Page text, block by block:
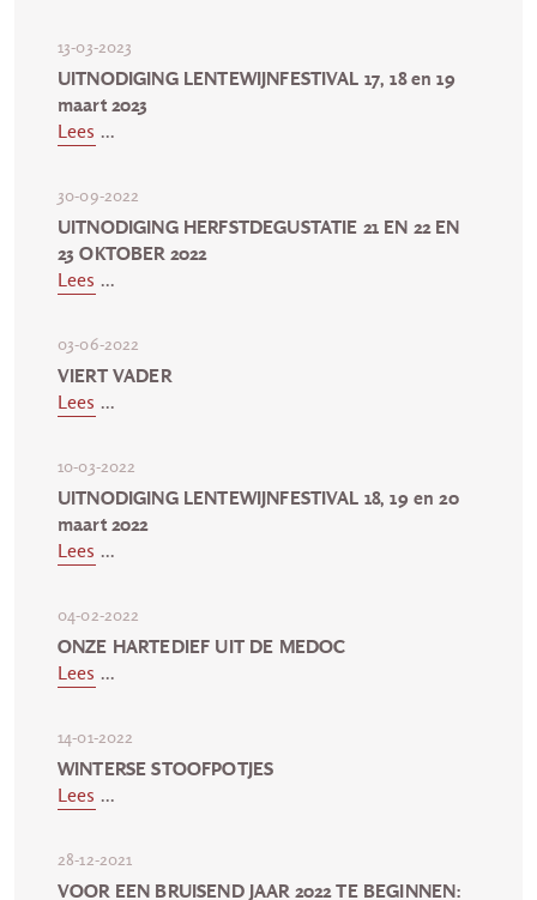
13-03-2023
UITNODIGING LENTEWIJNFESTIVAL 17, 18 en 19
maart 2023
Lees ...
30-09-2022
UITNODIGING HERFSTDEGUSTATIE 21 EN 22 EN
23 OKTOBER 2022
Lees ...
03-06-2022
VIERT VADER
Lees ...
10-03-2022
UITNODIGING LENTEWIJNFESTIVAL 18, 19 en 20
maart 2022
Lees ...
04-02-2022
ONZE HARTEDIEF UIT DE MEDOC
Lees ...
14-01-2022
WINTERSE STOOFPOTJES
Lees ...
28-12-2021
VOOR EEN BRUISEND JAAR 2022 TE BEGINNEN: